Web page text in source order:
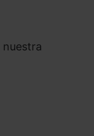
nuestra